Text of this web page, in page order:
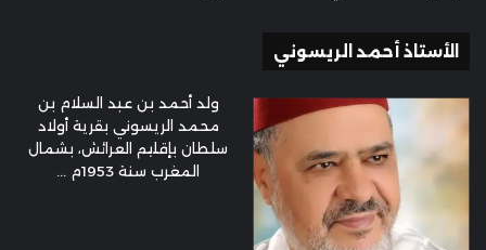
الأستاذ أحمد الريسوني
ولد أحمد بن عبد السلام بن
محمد الريسوني بقرية أولاد
سلطان بإقليم العرائش، بشمال
المغرب سنة 1953م ...